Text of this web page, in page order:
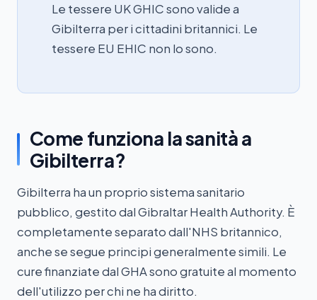
Le tessere UK GHIC sono valide a
Gibilterra per i cittadini britannici. Le
tessere EU EHIC non lo sono.
Come funziona la sanità a
Gibilterra?
Gibilterra ha un proprio sistema sanitario
pubblico, gestito dal Gibraltar Health Authority. È
completamente separato dall'NHS britannico,
anche se segue principi generalmente simili. Le
cure finanziate dal GHA sono gratuite al momento
dell'utilizzo per chi ne ha diritto.